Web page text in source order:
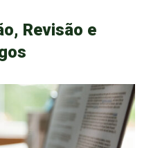
Revisão e